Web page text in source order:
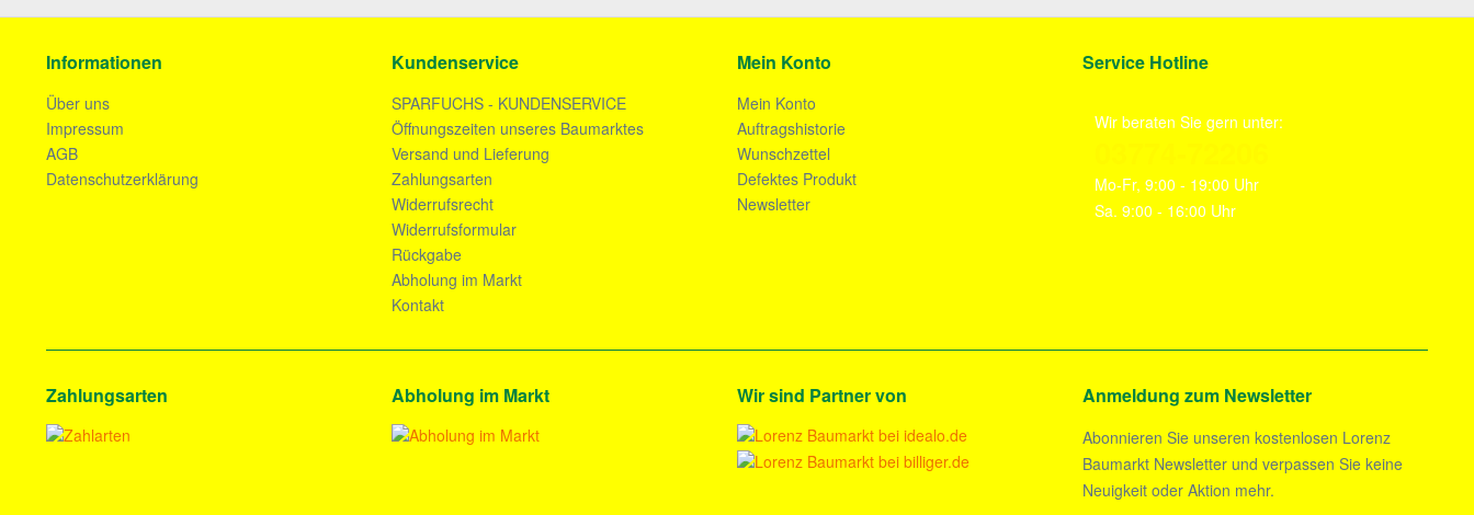
Informationen
Über uns
Impressum
AGB
Datenschutzerklärung
Kundenservice
SPARFUCHS - KUNDENSERVICE
Öffnungszeiten unseres Baumarktes
Versand und Lieferung
Zahlungsarten
Widerrufsrecht
Widerrufsformular
Rückgabe
Abholung im Markt
Kontakt
Mein Konto
Mein Konto
Auftragshistorie
Wunschzettel
Defektes Produkt
Newsletter
Service Hotline
Wir beraten Sie gern unter:
Mo-Fr, 9:00 - 19:00 Uhr
Sa. 9:00 - 16:00 Uhr
Zahlungsarten Abholung im Markt Wir sind Partner von Anmeldung zum Newsletter
Abonnieren Sie unseren kostenlosen Lorenz
Baumarkt Newsletter und verpassen Sie keine
Neuigkeit oder Aktion mehr.